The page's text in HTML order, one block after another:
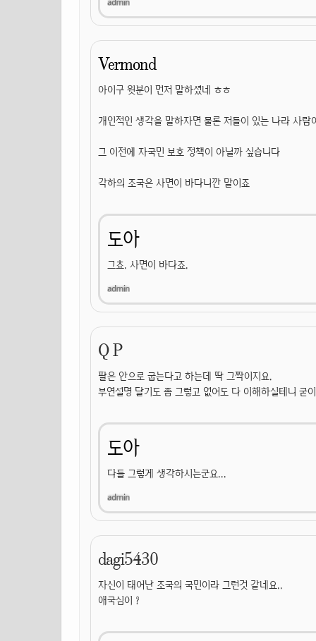
Vermond
아이구 윗분이 먼저 말하셨네 ㅎㅎ
개인적인 생각을 말하자면 물론 저들이 있는 나라 사람
그 이전에 자국민 보호 정책이 아닐까 싶습니다
각하의 조국은 사면이 바다니깐 말이죠
도아
그쵸. 사면이 바다죠.
Q P
팔은 안으로 굽는다고 하는데 딱 그짝이지요.
부연설명 달기도 좀 그렇고 없어도 다 이해하실테니 굳
도아
다들 그렇게 생각하시는군요...
dagi5430
자신이 태어난 조국의 국민이라 그런것 같네요..
애국심이 ?